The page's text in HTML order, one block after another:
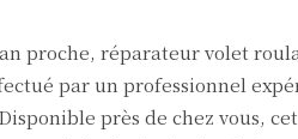
proche, réparateur volet
par un professionnel
près de chez vous,